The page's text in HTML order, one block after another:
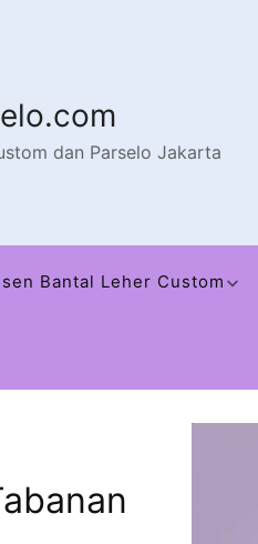
dan Parselo Jakarta
Bantal Leher Custom